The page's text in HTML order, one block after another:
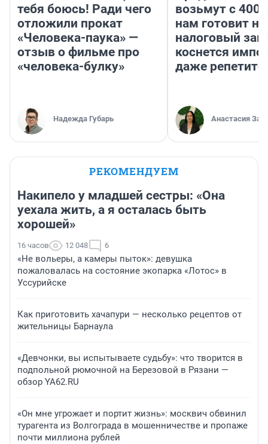
тебя боюсь! Ради чего
отложили прокат
«Человека-паука» —
отзыв о фильме про
«человека-булку»
Надежда Губарь
возьмут с
нам готовит
налоговый
коснется
даже
Анастасия
РЕКОМЕНДУЕМ
Накипело у младшей сестры: «Она
уехала жить, а я осталась быть
хорошей»
16 часов 12 048 6
«Не вольеры, а камеры пыток»: девушка
пожаловалась на состояние экопарка «Лотос» в
Уссурийске
Как приготовить хачапури — несколько рецептов от
жительницы Барнаула
«Девчонки, вы испытываете судьбу»: что творится в
подпольной рюмочной на Березовой в Рязани —
обзор YA62.RU
«Он мне угрожает и портит жизнь»: москвич обвинил
турагента из Волгограда в мошенничестве и пропаже
почти миллиона рублей